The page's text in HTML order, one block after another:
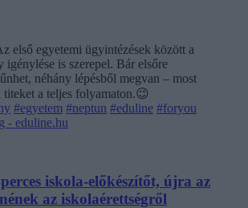
első egyetemi ügyintézések között a
igénylése is szerepel. Bár elsőre
néhány lépésből megvan – most
a teljes folyamaton.😉
#egyetem #neptun #eduline #foryou
- eduline.hu
iskola-előkészítőt, újra az
az iskolaérettségről